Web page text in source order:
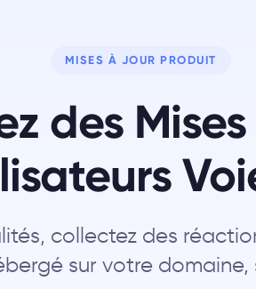
MISES À JOUR PRODUIT
des
collectez des
sur votre